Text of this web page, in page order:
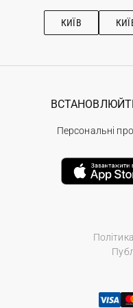
КИЇВ
Персональні